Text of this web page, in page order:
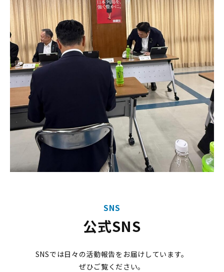
SNS
公式SNS
SNSでは日々の活動報告をお届けしています。
ぜひご覧ください。